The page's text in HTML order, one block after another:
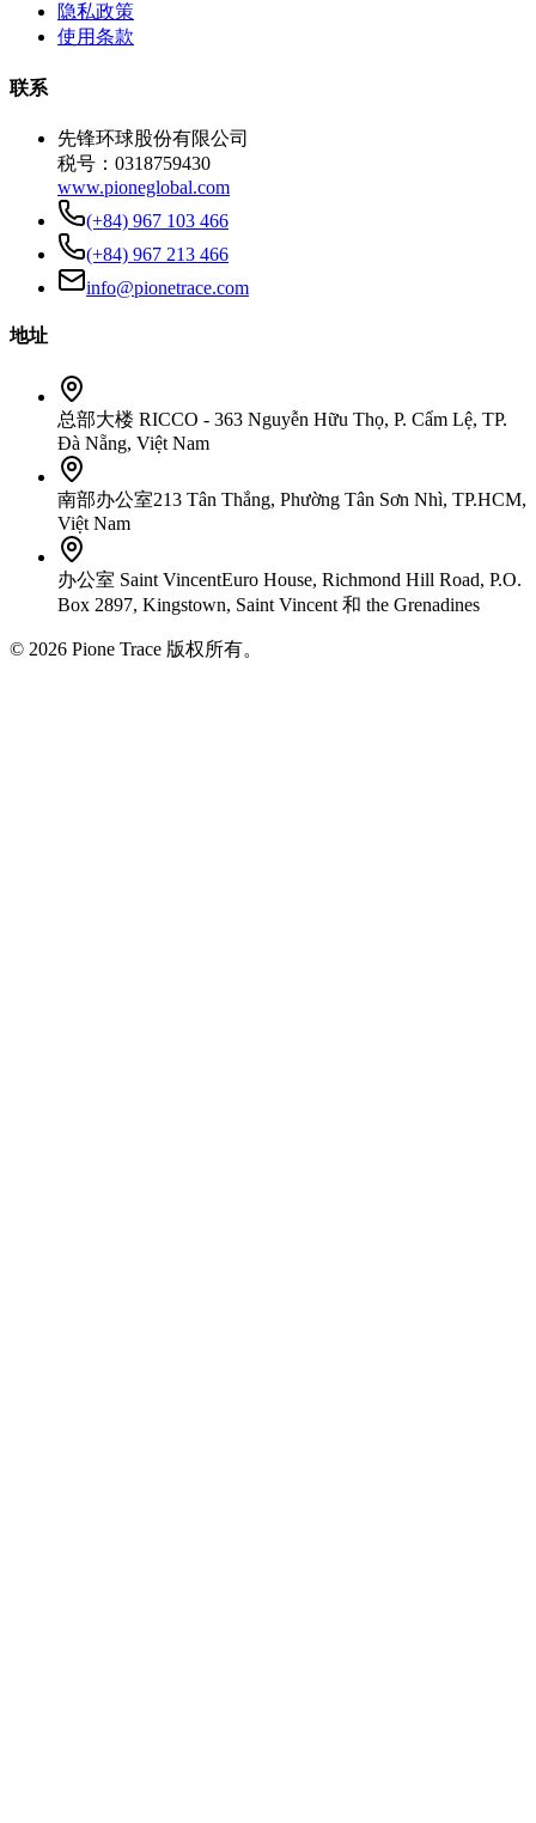
隐私政策
使用条款
联系
先锋环球股份有限公司
税号：0318759430
www.pioneglobal.com
(+84) 967 103 466
(+84) 967 213 466
info@pionetrace.com
地址
总部大楼 RICCO - 363 Nguyễn Hữu Thọ, P. Cẩm Lệ, TP.
Đà Nẵng, Việt Nam
南部办公室213 Tân Thắng, Phường Tân Sơn Nhì, TP.HCM,
Việt Nam
办公室 Saint VincentEuro House, Richmond Hill Road, P.O.
Box 2897, Kingstown, Saint Vincent和 the Grenadines
© 2026 Pione Trace 版权所有。